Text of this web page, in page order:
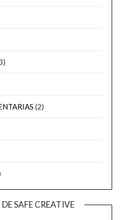
(2)
SAFE CREATIVE